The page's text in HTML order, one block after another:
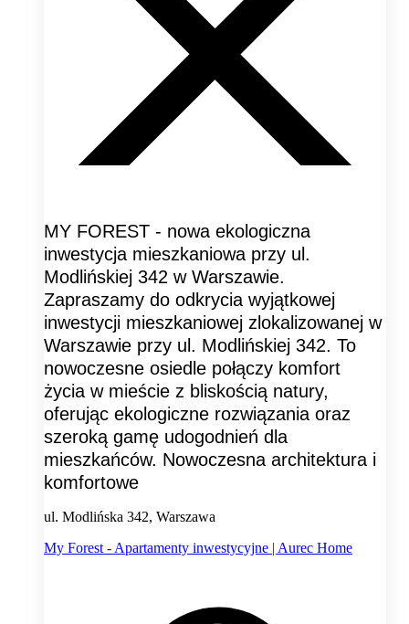
MY FOREST - nowa ekologiczna
inwestycja mieszkaniowa przy ul.
Modlińskiej 342 w Warszawie.
Zapraszamy do odkrycia wyjątkowej
inwestycji mieszkaniowej zlokalizowanej w
Warszawie przy ul. Modlińskiej 342. To
nowoczesne osiedle połączy komfort
życia w mieście z bliskością natury,
oferując ekologiczne rozwiązania oraz
szeroką gamę udogodnień dla
mieszkańców. Nowoczesna architektura i
komfortowe
ul. Modlińska 342, Warszawa
My Forest - Apartamenty inwestycyjne | Aurec Home